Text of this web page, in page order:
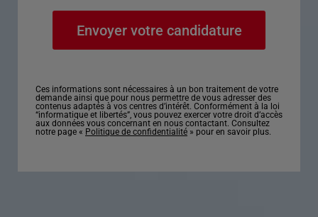
Ces informations sont nécessaires à un bon traitement de votre
demande ainsi que pour nous permettre de vous adresser des
contenus adaptés à vos centres d’intérêt. Conformément à la loi
“informatique et libertés”, vous pouvez exercer votre droit d’accès
aux données vous concernant en nous contactant. Consultez
notre page « Politique de confidentialité » pour en savoir plus.